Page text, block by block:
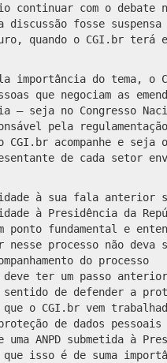
continuar com o debate
discussão fosse suspensa
quando o CGI.br terá
importância do tema, o
que negociam as
— seja no Congresso
pela
acompanhe e seja
de cada setor
à sua fala anterior
à Presidência da
ponto fundamental e
processo não deva
do processo
ter um passo
de defender a
o CGI.br vem
de dados pessoais
ANPD submetida à
que isso é de suma